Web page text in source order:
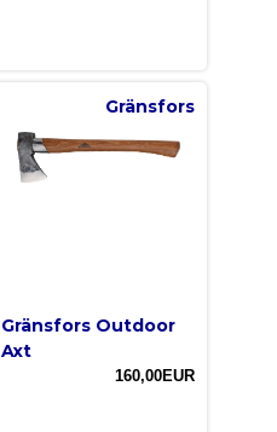
Gränsfors
Gränsfors Outdoor
Axt
160,00EUR